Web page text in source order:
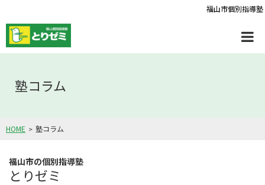
福山市個別指導塾
塾コラム
HOME 塾コラム
福山市の個別指導塾
とりゼミ